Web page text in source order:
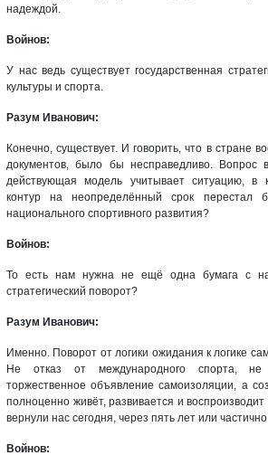
надеждой.
Войнов:
У нас ведь существует государственная
культуры и спорта.
Разум Иванович:
Конечно, существует. И говорить, что в стране
документов, было бы несправедливо. Вопрос
действующая модель учитывает ситуацию, в
контур на неопределённый срок перестал
национального спортивного развития?
Войнов:
То есть нам нужна не ещё одна бумага с
стратегический поворот?
Разум Иванович:
Именно. Поворот от логики ожидания к логике
Не отказ от международного спорта,
торжественное объявление самоизоляции, а
полноценно живёт, развивается и
вернули нас сегодня, через пять лет или
Войнов: